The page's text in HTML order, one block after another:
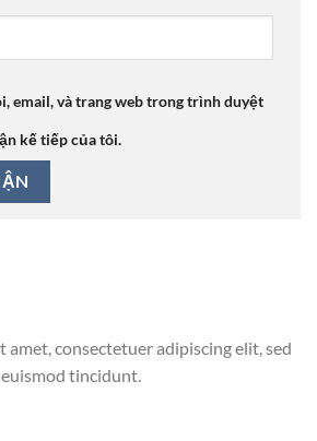
email, và trang web trong trình duyệt
kế tiếp của tôi.
amet, consectetuer adipiscing elit, sed
tincidunt.